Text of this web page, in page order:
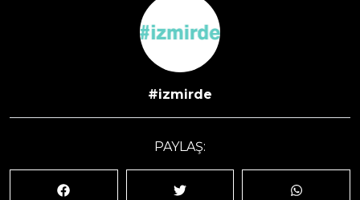
#izmirde
PAYLAŞ: